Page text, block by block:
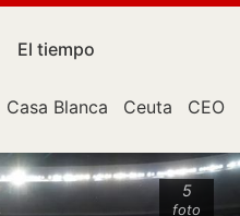
El tiempo
Casa Blanca Ceuta CEO
5
foto